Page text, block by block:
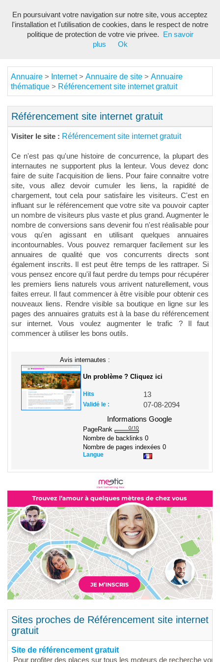
Annuaire > Internet> Annuaire de site > Annuaire
thématique > Référencement site internet gratuit
Référencement site internet gratuit
Visiter le site : Référencement site internet gratuit
Ce n'est pas qu'une histoire de concurrence, la plupart des
internautes ne supportent plus la lenteur. Vous devez donc
faire de suite l'acquisition de liens. Pour faire connaitre votre
site, vous allez devoir cumuler les liens, la rapidité de
chargement, tout cela pour satisfaire les visiteurs. C'est en
influant sur le référencement que votre site va pouvoir capter
un nombre de visiteurs plus vaste et plus grand. Augmenter le
nombre de conversions sans devenir fou n'est réalisable pour
vous qu'en agissant en utilisant quelques annuaires
incontournables. Vous pouvez remarquer facilement sur les
annuaires de qualité que vos concurrents directs sont
également inscrits. Il est peut être temps de les rattraper. Si
vous pensez encore qu'il faut perdre du temps pour récupérer
les premiers liens naturels vous arrivent naturellement, vous
faites erreur. Il faut commencer à être visible pour obtenir ces
nouveaux liens. Rendre visible sa boutique en ligne sur les
pages des annuaires gratuits est à la base du référencement
sur internet. Vous voulez augmenter le trafic ? Il faut
commencer à utiliser les bons outils.
Avis internautes :
Un problème ? Cliquez ici
Hits 13
Validé le :
07-08-2094
Informations Google
PageRank
Nombre de backlinks 0
Nombre de pages indexées 0
Langue
Sites proches de Référencement site internet
gratuit
Site de référencement gratuit
Pour profiter des places sur tous les moteurs de recherche
En poursuivant votre navigation sur notre site, vous acceptez
l'installation et l'utilisation de cookies, dans le respect de notre
politique de protection de votre vie privee.
En savoir
plus
Ok